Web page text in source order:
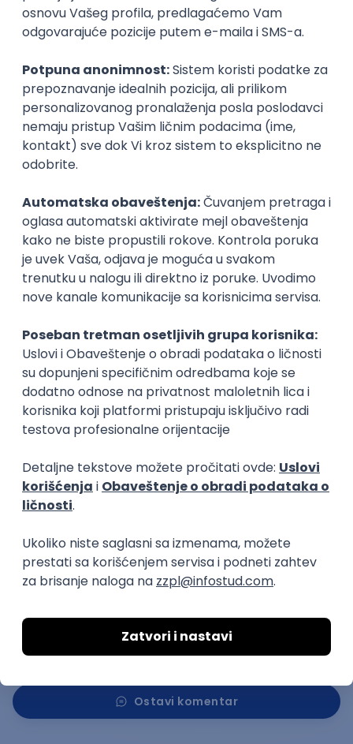
sposobnostima, a ne na trenutnim trendovima ili
spoljnim pritiscima.
Šta savetuje mladima?
Mladima koji razmatraju korišćenje profesionalne
orijentacije savetuje da pristupe ovom procesu
otvorenog uma i sa iskrenom željom da bolje
upoznaju sebe.
jer samo tako rezultati mogu da reflektuju pravu sliku
njihovih potencijala. U radu sa svakim klijentom volim
da naglasim da, šta god da odluče danas, to neće i
ne može odrediti njihov život. Oni sada donose samo
odluku o narednom koraku”, objasnila je Filipović
Babić.
Kako je navela, na tom putu nastaviće da upoznaju
sebe, razvijaju ali i menjaju neka interesovanja,
pojaviće se neka potpuno nova.
“U svakom trenutku mogu da promene odluku i
krenu u nekom drugom smeru. Sve dok uče i ulažu
trud, ni jedna promena ih neće sprečiti da budu
pregršt primera uspešnih ljudi koji su zadovoljni
svojom karijerom, a koji su menjali fakultet, radili
prekvalifikacije, a heterogenost u obrazovanju i
što rade”, zaključila je Filipović Babić.
Kopiraj link
Ostavi komentar